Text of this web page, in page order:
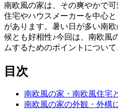
南欧風の家は、その爽やかで
住宅やハウスメーカーを中心
があります。暑い日が多い南
候とも好相性♪今回は、南欧風
ムするためのポイントについて
目次
南欧風の家・南欧風住宅
南欧風の家の外観・外構